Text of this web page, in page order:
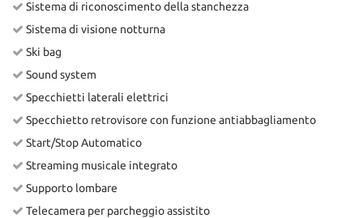
Sistema di riconoscimento della stanchezza
Sistema di visione notturna
Ski bag
Sound system
Specchietti laterali elettrici
Specchietto retrovisore con funzione antiabbagliamento
Start/Stop Automatico
Streaming musicale integrato
Supporto lombare
Telecamera per parcheggio assistito